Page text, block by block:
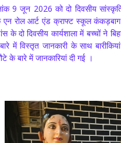
9 जून 2026 को दो दिवसीय
रोल आर्ट एंड क्राफ्ट स्कूल कंकड़बाग
के दो दिवसीय कार्यशाला में बच्चों ने
में विस्तृत जानकारी के साथ
बारे में जानकारियां दी गई ।